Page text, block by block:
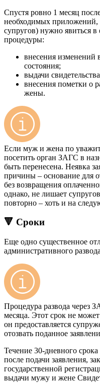
Спустя ровно 1 месяц
необходимых приложений,
супругов) нужно явиться
процедуры:
внесения изменений
состояния;
выдачи
внесения пометки о
жены.
Если муж и жена по
посетить орган ЗАГС в
быть перенесена. Неявка
причины – основание для
без возвращения
однако, не лишает
повторно – хоть и на
🔻 Сроки
Еще одно существенное
административного
Процедура развода через
месяца. Этот срок не
он предоставляется
отозвать поданное
Течение 30-дневного
после подачи заявления,
государственной
выдачи мужу и жене